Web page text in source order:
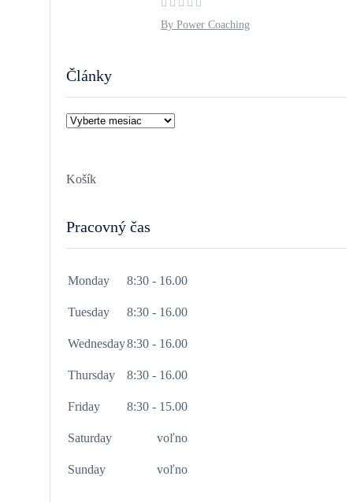
By Power Coaching
Články
Články
Košík
Pracovný čas
Monday 8:30 - 16.00
Tuesday 8:30 - 16.00
Wednesday8:30 - 16.00
Thursday 8:30 - 16.00
Friday 8:30 - 15.00
Saturday voľno
Sunday voľno